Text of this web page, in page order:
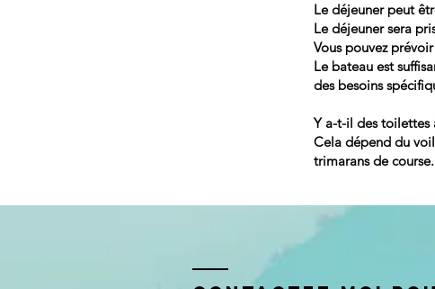
Le déjeuner peut
Le déjeuner sera
Vous pouvez
Le bateau est
des besoins
Y a-t-il des toilettes
Cela dépend du
trimarans de course.